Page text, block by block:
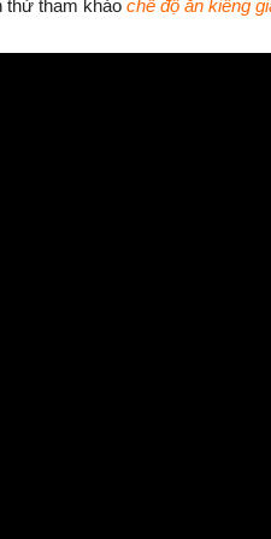
thử tham khảo chế độ ăn kiêng